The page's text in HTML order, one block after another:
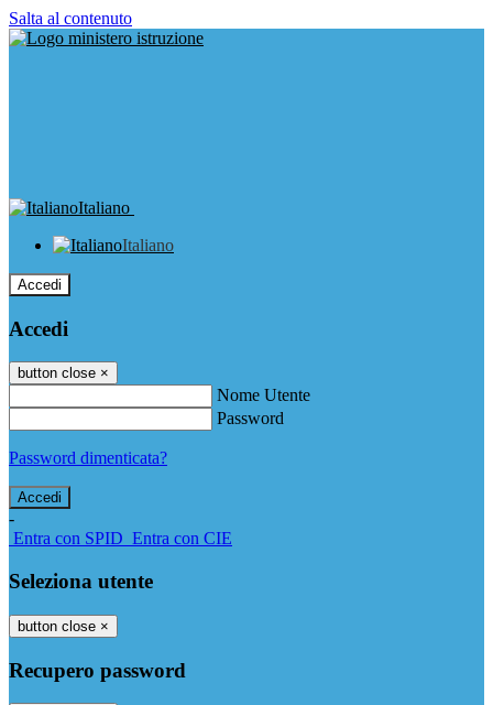
Salta al contenuto
Italiano
Italiano
Accedi
Accedi
button close ×
Nome Utente
Password
Password dimenticata?
-
Entra con SPID Entra con CIE
Seleziona utente
button close ×
Recupero password